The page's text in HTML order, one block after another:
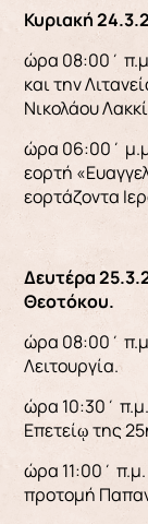
Κυριακή
ώρα 08:00΄
και την
Νικολάου
ώρα 06:00΄
εορτή
εορτάζοντα
Δευτέρα
Θεοτόκου.
ώρα 08:00΄
Λειτουργία.
ώρα 10:30΄
Επετείῳ της
ώρα 11:00΄
προτομή